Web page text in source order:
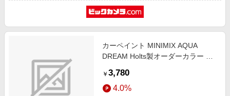
カーペイント MINIMIX AQUA
DREAM Holts製オーダーカラー ［
ー312 ］ 260ml ステルビオグリー
ン AD-MMX07534
￥ 3,780
4.0%